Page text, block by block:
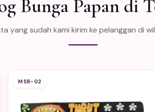
Bunga Papan di
yang sudah kami kirim ke pelanggan di
MSR-02